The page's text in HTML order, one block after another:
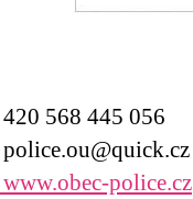
420 568 445 056
police.ou@quick.cz
www.obec-police.cz